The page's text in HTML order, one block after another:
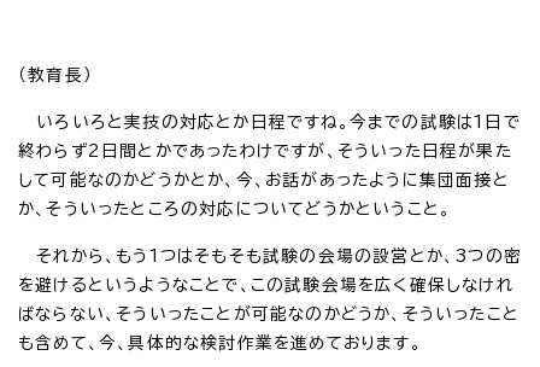
（教育長）
いろいろと実技の対応とか日程ですね。今までの試験は1日で
終わらず2日間とかであったわけですが、そういった日程が果た
して可能なのかどうかとか、今、お話があったように集団面接と
か、そういったところの対応についてどうかということ。
それから、もう1つはそもそも試験の会場の設営とか、3つの密
を避けるというようなことで、この試験会場を広く確保しなけれ
ばならない、そういったことが可能なのかどうか、そういったこと
も含めて、今、具体的な検討作業を進めております。